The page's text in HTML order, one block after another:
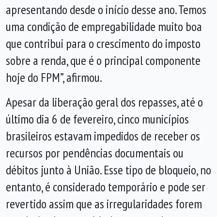
apresentando desde o início desse ano. Temos
uma condição de empregabilidade muito boa
que contribui para o crescimento do imposto
sobre a renda, que é o principal componente
hoje do FPM”, afirmou.
Apesar da liberação geral dos repasses, até o
último dia 6 de fevereiro, cinco municípios
brasileiros estavam impedidos de receber os
recursos por pendências documentais ou
débitos junto à União. Esse tipo de bloqueio, no
entanto, é considerado temporário e pode ser
revertido assim que as irregularidades forem